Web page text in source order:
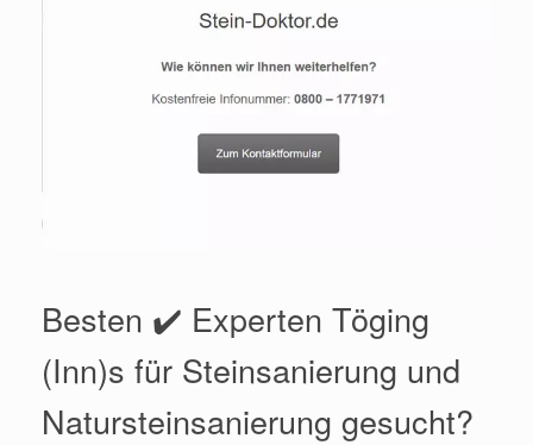
Besten ✔️ Experten Töging
(Inn)s für Steinsanierung und
Natursteinsanierung gesucht?